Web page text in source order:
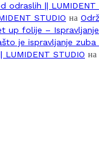
odraslih || LUMIDENT
STUDIO на
up folije –
je ispravljanje zuba
STUDIO на